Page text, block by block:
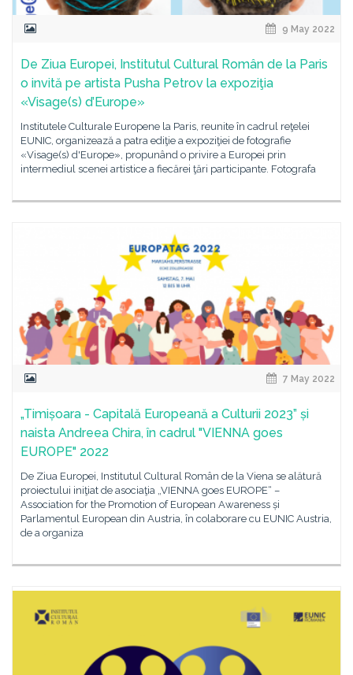
9 May 2022
De Ziua Europei, Institutul Cultural Român de la Paris
o invită pe artista Pusha Petrov la expoziţia
«Visage(s) d’Europe»
Institutele Culturale Europene la Paris, reunite în cadrul reţelei
EUNIC, organizează a patra ediţie a expoziţiei de fotografie
«Visage(s) d'Europe», propunând o privire a Europei prin
intermediul scenei artistice a fiecărei ţări participante. Fotografa
7 May 2022
„Timișoara - Capitală Europeană a Culturii 2023” și
naista Andreea Chira, în cadrul "VIENNA goes
EUROPE" 2022
De Ziua Europei, Institutul Cultural Român de la Viena se alătură
proiectului iniţiat de asociaţia „VIENNA goes EUROPE“ –
Association for the Promotion of European Awareness și
Parlamentul European din Austria, în colaborare cu EUNIC Austria,
de a organiza